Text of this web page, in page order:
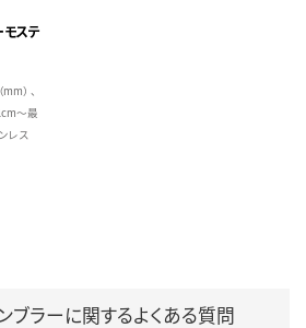
ステ
） 、
～最
レス
ブラーに関するよくある質問